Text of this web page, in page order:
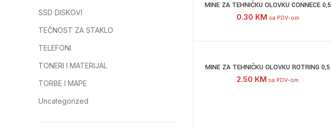
SSD DISKOVI
TEČNOST ZA STAKLO
TELEFONI
TONERI I MATERIJAL
TORBE I MAPE
Uncategorized
MINE ZA TEHNIČKU OLOVKU CONNECE 0,5
0.30 KM sa PDV-om
MINE ZA TEHNIČKU OLOVKU ROTRING 0,5
2.50 KM sa PDV-om